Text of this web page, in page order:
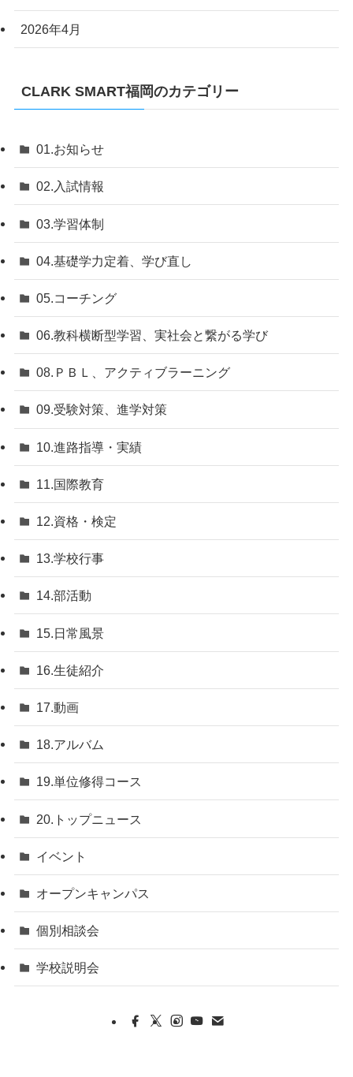
2026年4月
CLARK SMART福岡のカテゴリー
01.お知らせ
02.入試情報
03.学習体制
04.基礎学力定着、学び直し
05.コーチング
06.教科横断型学習、実社会と繋がる学び
08.ＰＢＬ、アクティブラーニング
09.受験対策、進学対策
10.進路指導・実績
11.国際教育
12.資格・検定
13.学校行事
14.部活動
15.日常風景
16.生徒紹介
17.動画
18.アルバム
19.単位修得コース
20.トップニュース
イベント
オープンキャンパス
個別相談会
学校説明会